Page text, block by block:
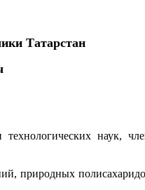
Татарстан
наук,
природных